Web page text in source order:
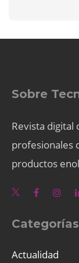
Sobre
Revista digital
profesionales
productos
Categorías
Actualidad